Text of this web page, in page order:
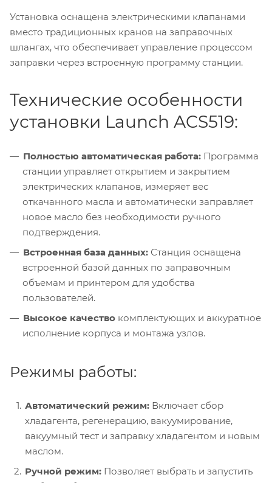
Установка оснащена электрическими клапанами
вместо традиционных кранов на заправочных
шлангах, что обеспечивает управление процессом
заправки через встроенную программу станции.
Технические особенности
установки Launch ACS519:
Полностью автоматическая работа: Программа
станции управляет открытием и закрытием
электрических клапанов, измеряет вес
откачанного масла и автоматически заправляет
новое масло без необходимости ручного
подтверждения.
Встроенная база данных: Станция оснащена
встроенной базой данных по заправочным
объемам и принтером для удобства
пользователей.
Высокое качество комплектующих и аккуратное
исполнение корпуса и монтажа узлов.
Режимы работы:
Автоматический режим: Включает сбор
хладагента, регенерацию, вакуумирование,
вакуумный тест и заправку хладагентом и новым
маслом.
Ручной режим: Позволяет выбрать и запустить